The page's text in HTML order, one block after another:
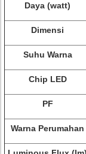
Daya (watt)
Dimensi
Suhu Warna
Chip LED
PF
Warna Perumahan